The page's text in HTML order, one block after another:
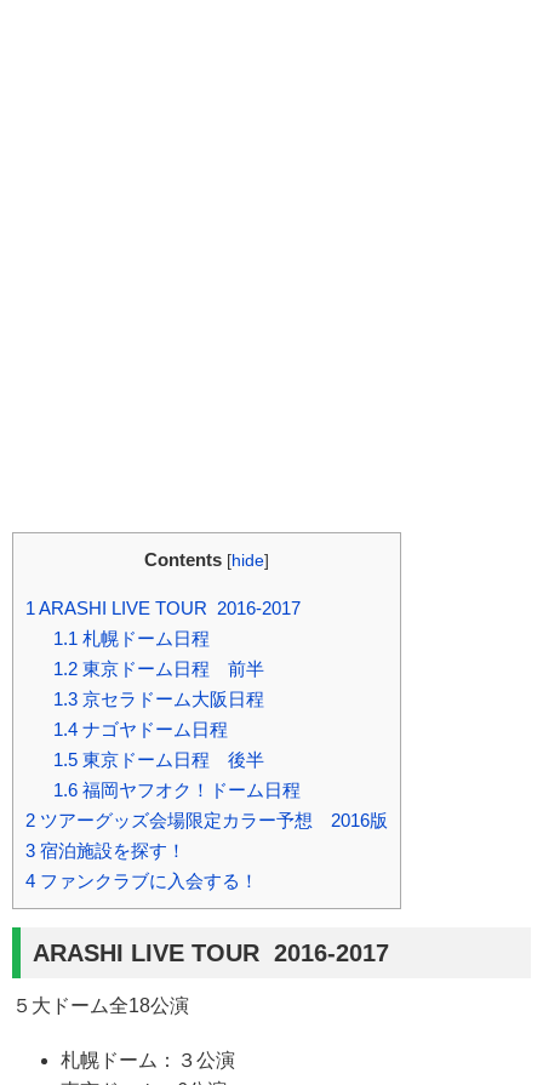
Contents [hide]
1 ARASHI LIVE TOUR 2016-2017
1.1 札幌ドーム日程
1.2東京ドーム日程 前半
1.3京セラドーム大阪日程
1.4ナゴヤドーム日程
1.5東京ドーム日程 後半
1.6福岡ヤフオク！ドーム日程
2 ツアーグッズ会場限定カラー予想 2016版
3 宿泊施設を探す！
4 ファンクラブに入会する！
ARASHI LIVE TOUR 2016-2017
５大ドーム全18公演
札幌ドーム：３公演